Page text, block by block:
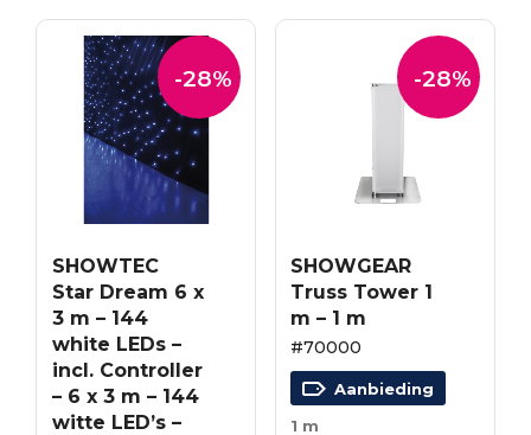
-28%
SHOWTEC
Star Dream 6 x
3 m – 144
white LEDs –
incl. Controller
– 6 x 3 m – 144
witte LED’s –
-28%
SHOWGEAR
Truss Tower 1
m – 1 m
#70000
Aanbieding
1 m